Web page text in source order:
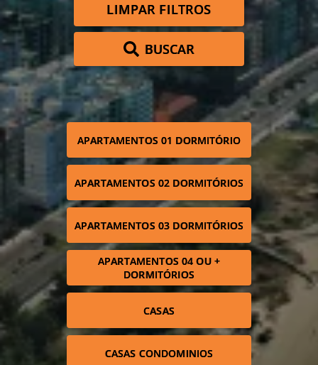
LIMPAR FILTROS
BUSCAR
APARTAMENTOS 01 DORMITÓRIO
APARTAMENTOS 02 DORMITÓRIOS
APARTAMENTOS 03 DORMITÓRIOS
APARTAMENTOS 04 OU +
DORMITÓRIOS
CASAS
CASAS CONDOMINIOS